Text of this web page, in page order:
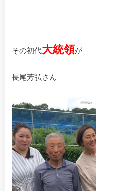
その初代大統領が
長尾芳弘さん